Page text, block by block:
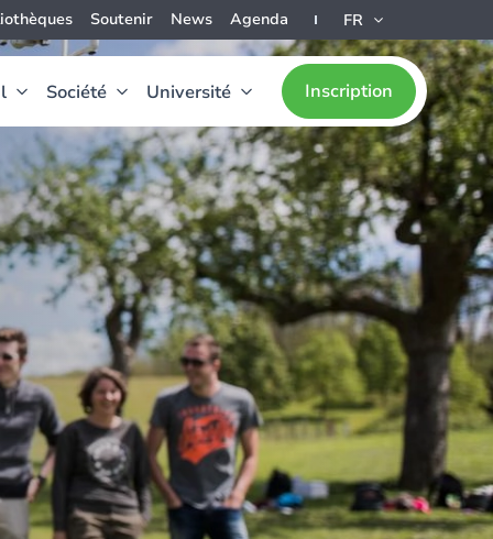
Soutenir News Agenda FR
Société Université Inscription